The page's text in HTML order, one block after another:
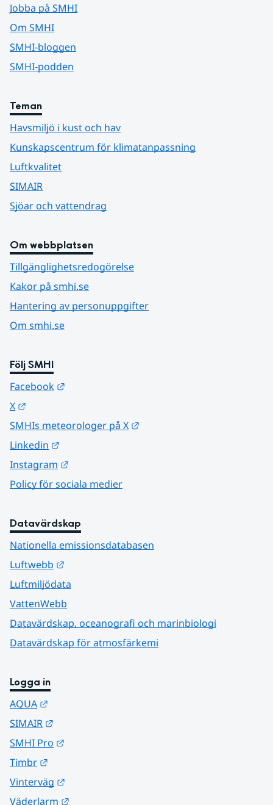
Jobba på SMHI
Om SMHI
SMHI-bloggen
SMHI-podden
Teman
Havsmiljö i kust och hav
Kunskapscentrum för klimatanpassning
Luftkvalitet
SIMAIR
Sjöar och vattendrag
Om webbplatsen
Tillgänglighetsredogörelse
Kakor på smhi.se
Hantering av personuppgifter
Om smhi.se
Följ SMHI
Facebook
X
SMHIs meteorologer på X
Linkedin
Instagram
Policy för sociala medier
Datavärdskap
Nationella emissionsdatabasen
Luftwebb
Luftmiljödata
VattenWebb
Datavärdskap, oceanografi och marinbiologi
Datavärdskap för atmosfärkemi
Logga in
AQUA
SIMAIR
SMHI Pro
Timbr
Vinterväg
Väderlarm